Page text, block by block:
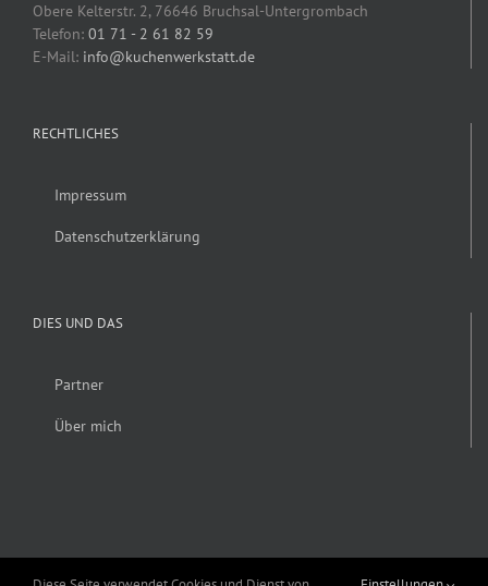
Obere Kelterstr. 2, 76646 Bruchsal-Untergrombach
Telefon: 01 71 - 2 61 82 59
E-Mail: info@kuchenwerkstatt.de
RECHTLICHES
Impressum
Datenschutzerklärung
DIES UND DAS
Partner
Über mich